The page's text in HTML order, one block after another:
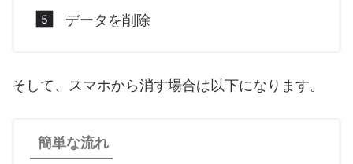
データを削除
そして、スマホから消す場合は以下になります。
簡単な流れ